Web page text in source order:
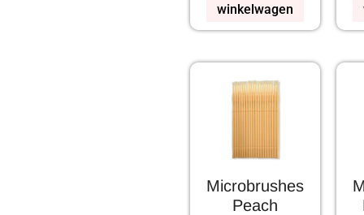
winkelwagen
Microbrushes
Peach